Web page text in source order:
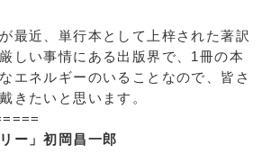
最近、単行本として上梓された著訳
しい事情にある出版界で、1冊の本
エネルギーのいることなので、皆さ
きたいと思います。
ー」初岡昌一郎